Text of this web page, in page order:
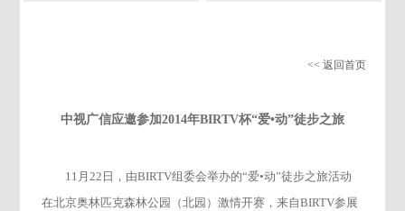
<< 返回首页
中视广信应邀参加2014年BIRTV杯“爱•动”徒步之旅
11月22日，由BIRTV组委会举办的“爱•动”徒步之旅活动
在北京奥林匹克森林公园（北园）激情开赛，来自BIRTV参展